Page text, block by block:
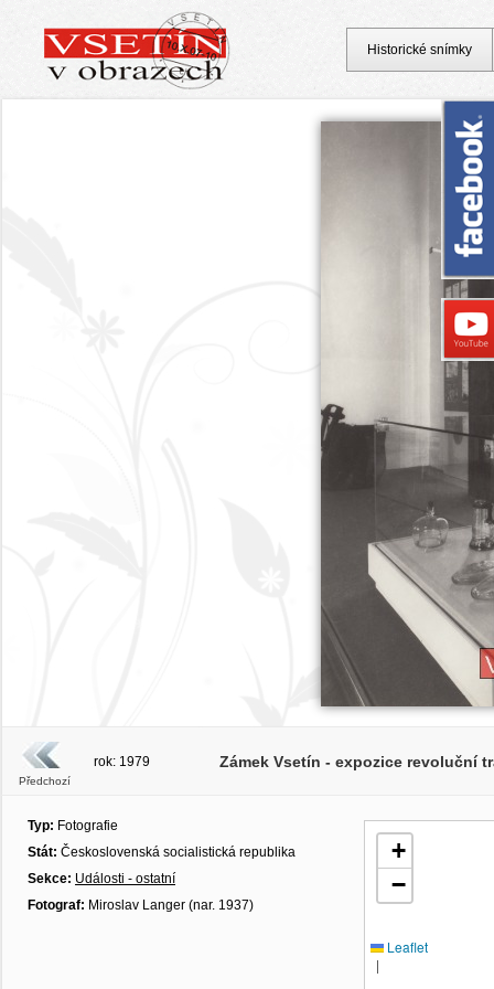
Předchozí
rok: 1979 Zámek Vsetín - expozice revoluční
Typ: Fotografie
Stát: Československá socialistická republika
Sekce: Události - ostatní
Fotograf: Miroslav Langer (nar. 1937)
+
−
Leaflet
|
Historické snímky